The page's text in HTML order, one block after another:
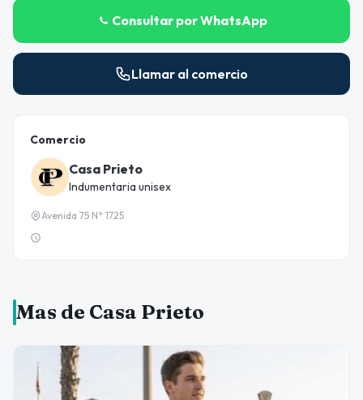
Consultar por WhatsApp
Llamar al comercio
Comercio
Casa Prieto
Indumentaria unisex
Avenida 75 N* 1725
Mas de Casa Prieto